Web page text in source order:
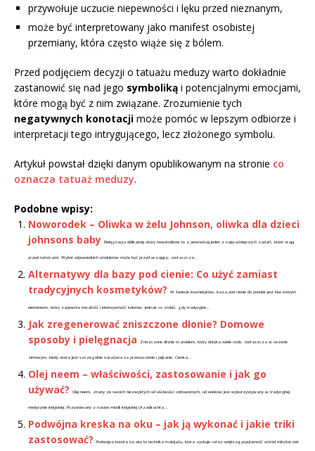
przywołuje uczucie niepewności i lęku przed nieznanym,
może być interpretowany jako manifest osobistej
przemiany, która często wiąże się z bólem.
Przed podjęciem decyzji o tatuażu meduzy warto dokładnie
zastanowić się nad jego symboliką i potencjalnymi emocjami,
które mogą być z nim związane. Zrozumienie tych
negatywnych konotacji może pomóc w lepszym odbiorze i
interpretacji tego intrygującego, lecz złożonego symbolu.
Artykuł powstał dzięki danym opublikowanym na stronie co
oznacza tatuaż meduzy.
Podobne wpisy:
Noworodek – Oliwka w żelu Johnson, oliwka dla dzieci
johnsons baby Pielęgnacja delikatnej skóry noworodków to z pewnością jeden z najważniejszych zadań, które stają
przed rodzicami. Wybór odpowiednich produktów może być przytłaczający, zwłaszcza...
Alternatywy dla bazy pod cienie: Co użyć zamiast
tradycyjnych kosmetyków?
W świecie kosmetyków, baza pod cienie do powiek jest kluczowym
elementem, który zapewnia trwałość i intensywność kolorów. Jednak co zrobić, gdy tradycyjne...
Jak zregenerować zniszczone dłonie? Domowe
sposoby i pielęgnacja
Zniszczone dłonie to problem, który dotyka wiele osób, zwłaszcza w sezonie
zimowym, kiedy skóra jest szczególnie narażona na przesuszenie i pękanie. Cienka...
Olej neem – właściwości, zastosowanie i jak go
używać?
Olej neem, znany ze swoich niezwykłych właściwości zdrowotnych, od wieków jest wykorzystywany w tradycyjnej
medycynie indyjskiej. Pozyskiwany z nasion miodli indyjskiej (Azadirachta...
Podwójna kreska na oku – jak ją wykonać i jakie triki
zastosować?
Podwójna kreska na oku to technika makijażu, która zyskuje coraz większą popularność wśród miłośniczek